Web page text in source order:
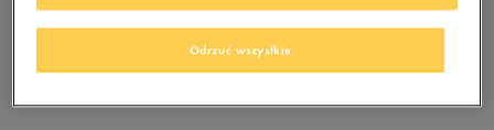
Brak produktów do wyświetlenia
usuń wybrane filtry
Odrzuć wszystkie